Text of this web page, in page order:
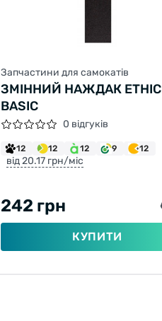
Запчастини для самокатів
ЗМІННИЙ НАЖДАК ETHIC
BASIC
0 відгуків
12 12 12 9 12
від 20.17 грн/міс
242 грн
КУПИТИ